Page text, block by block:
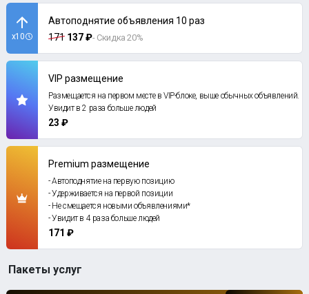
x10
Автоподнятие объявления 10 раз
171 137 ₽- Скидка 20%
VIP размещение
Размещается на первом месте в VIP-блоке, выше обычных объявлений.
Увидит в 2 раза больше людей
23 ₽
Premium размещение
- Автоподнятие на первую позицию
- Удерживается на первой позиции
- Не смещается новыми объявлениями*
- Увидит в 4 раза больше людей
171 ₽
Пакеты услуг